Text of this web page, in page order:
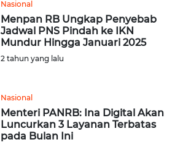
Nasional
Menpan RB Ungkap Penyebab
Jadwal PNS Pindah ke IKN
Mundur Hingga Januari 2025
2 tahun yang lalu
Nasional
Menteri PANRB: Ina Digital Akan
Luncurkan 3 Layanan Terbatas
pada Bulan Ini